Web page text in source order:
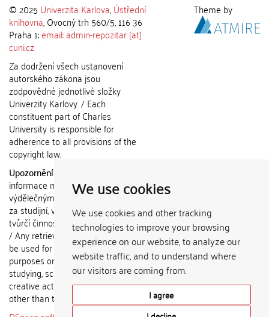
We use cookies
We use cookies and other tracking
technologies to improve your browsing
experience on our website, to analyze our
website traffic, and to understand where
our visitors are coming from.
I agree
© 2025 Univerzita Karlova,Ústřední
knihovna, Ovocný trh 560/5, 116 36
Praha 1;email: admin-repozitar [at]
cuni.cz
Za dodržení všech ustanovení
autorského zákona jsou
zodpovědné jednotlivé složky
Univerzity Karlovy. / Each
constituent part of Charles
University is responsible for
adherence to all provisions of the
copyright law.
Upozornění / Notice:
informace nemohou být použity k
výdělečným účelům nebo vydávány
za studijní, vědeckou nebo jinou
tvůrčí činnost jiné osoby než autora.
/ Any retrieved information shall not
be used for any commercial
purposes or claimed as results of
studying, scientific or any other
creative activities of any person
other than the author.
Theme by